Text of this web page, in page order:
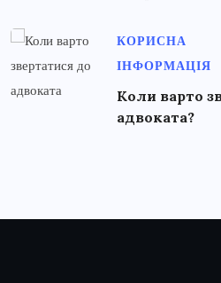
КОРИСНА
ІНФОРМАЦІЯ
Коли варто
адвоката?